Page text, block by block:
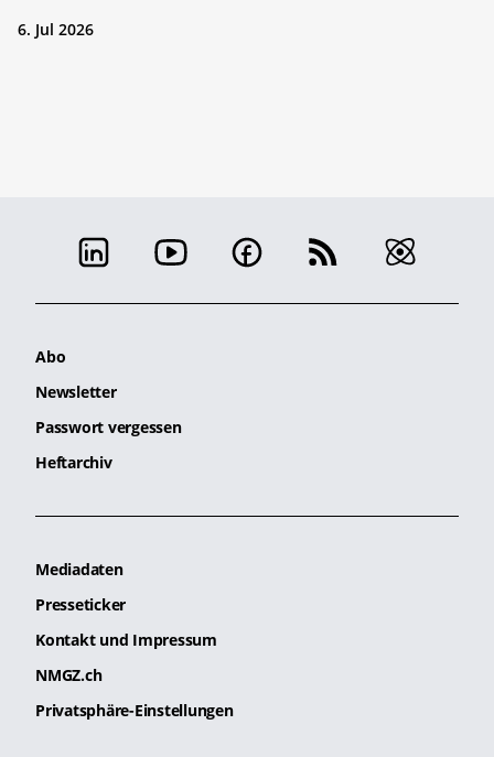
6. Jul 2026
Abo
Newsletter
Passwort vergessen
Heftarchiv
Mediadaten
Presseticker
Kontakt und Impressum
NMGZ.ch
Privatsphäre-Einstellungen